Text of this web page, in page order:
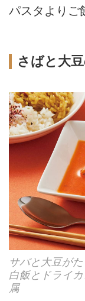
パスタよりご
さばと大
サバと大豆が
白飯とドライ
属